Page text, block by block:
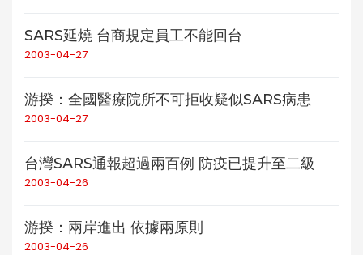
SARS延燒 台商規定員工不能回台
2003-04-27
游揆：全國醫療院所不可拒收疑似SARS病患
2003-04-27
台灣SARS通報超過兩百例 防疫已提升至二級
2003-04-26
游揆：兩岸進出 依據兩原則
2003-04-26